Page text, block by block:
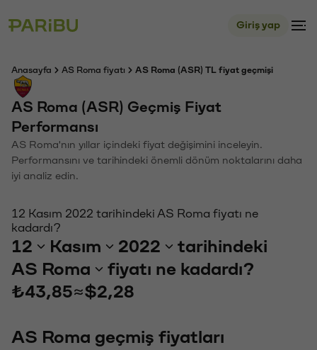
Giriş yap
Anasayfa AS Roma fiyatı AS Roma (ASR) TL fiyat geçmişi
AS Roma (ASR) Geçmiş Fiyat
Performansı
AS Roma'nın yıllar içindeki fiyat değişimini inceleyin.
Performansını ve tarihindeki önemli dönüm noktalarını daha
iyi analiz edin.
12 Kasım 2022 tarihindeki AS Roma fiyatı ne
kadardı?
12 Kasım 2022
tarihindeki
AS Roma
fiyatı ne kadardı?
₺43,85≈$2,28
AS Roma geçmiş fiyatları